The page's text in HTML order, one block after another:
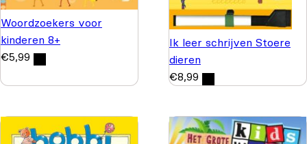
Woordzoekers voor
kinderen 8+
€5,99
Ik leer schrijven Stoere
dieren
€8,99